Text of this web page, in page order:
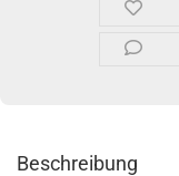
Beschreibung